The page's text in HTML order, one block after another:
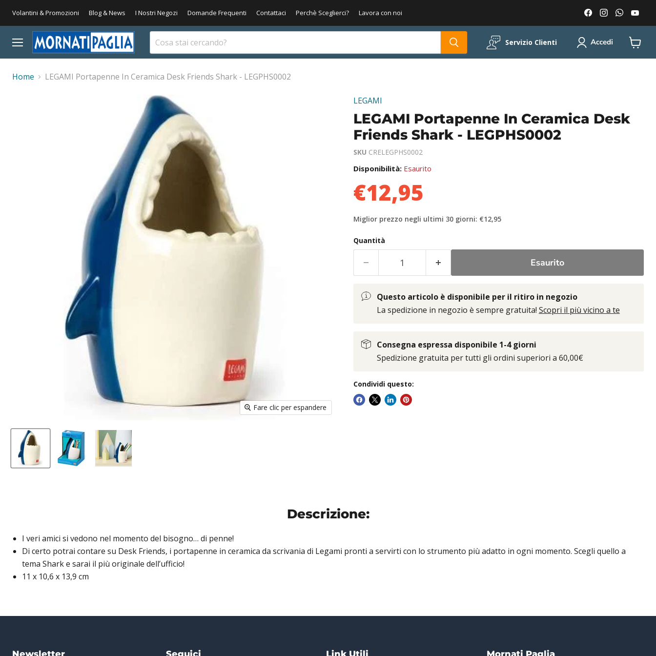
Volantini & Promozioni Blog & News I Nostri Negozi Domande Frequenti Contattaci Perchè Sceglierci? Lavora con noi
Trovaci
su
Facebook
Trovaci
su
Instagram
Trovaci
su
Menu
Servizio Clienti Accedi
il
Home LEGAMI Portapenne In Ceramica Desk Friends Shark - LEGPHS0002
Fare clic per espandere
LEGAMI
LEGAMI Portapenne In Ceramica Desk
Friends Shark - LEGPHS0002
SKU CRELEGPHS0002
Disponibilità: Esaurito
€12,95
Miglior prezzo negli ultimi 30 giorni: €12,95
Quantità
Esaurito
Questo articolo è disponibile per il ritiro in negozio
La spedizione in negozio è sempre gratuita! Scopri il più vicino a te
Consegna espressa disponibile 1-4 giorni
Spedizione gratuita per tutti gli ordini superiori a 60,00€
Condividi questo:
Descrizione:
I veri amici si vedono nel momento del bisogno… di penne!
Di certo potrai contare su Desk Friends, i portapenne in ceramica da scrivania di Legami pronti a servirti con lo strumento più adatto in ogni momento. Scegli quello a
tema Shark e sarai il più originale dell’ufficio!
11 x 10,6 x 13,9 cm